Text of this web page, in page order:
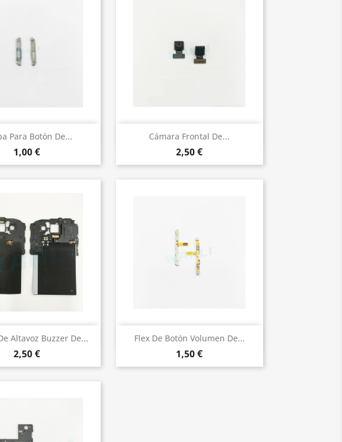
Para Botón De...
1,00 €
Vista rápida Cámara Frontal De...
2,50 €
Vista rápida
Altavoz Buzzer De...
2,50 €
Vista rápida Flex De Botón Volumen De...
1,50 €
Vista rápida